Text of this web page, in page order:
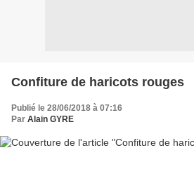
Confiture de haricots rouges
Publié le 28/06/2018 à 07:16
Par Alain GYRE